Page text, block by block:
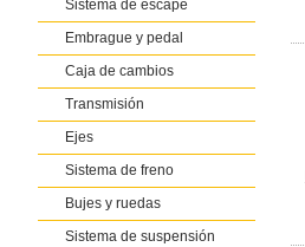
Sistema de escape
Embrague y pedal
Caja de cambios
Transmisión
Ejes
Sistema de freno
Bujes y ruedas
Sistema de suspensión